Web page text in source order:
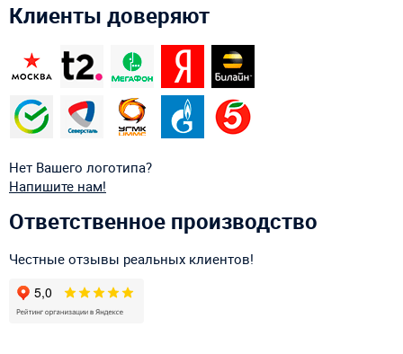
Клиенты доверяют
Нет Вашего логотипа?
Напишите нам!
Ответственное производство
Честные отзывы реальных клиентов!